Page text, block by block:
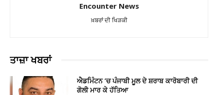
Encounter News
ਖ਼ਬਰਾਂ ਦੀ ਖਿੜਕੀ
ਤਾਜ਼ਾ ਖਬਰਾਂ
ਐਡਮਿੰਟਨ ’ਚ ਪੰਜਾਬੀ ਮੂਲ ਦੇ ਸ਼ਰਾਬ ਕਾਰੋਬਾਰੀ ਦੀ
ਗੋਲੀ ਮਾਰ ਕੇ ਹੱਤਿਆ